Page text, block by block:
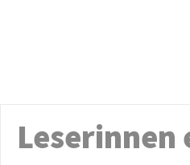
Leserinnen